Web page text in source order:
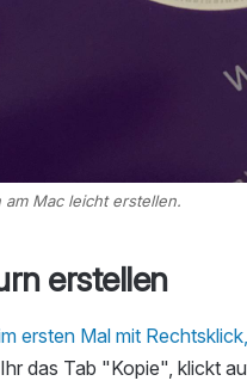
am Mac leicht erstellen.
erstellen
ersten Mal mit
das Tab "Kopie", klickt